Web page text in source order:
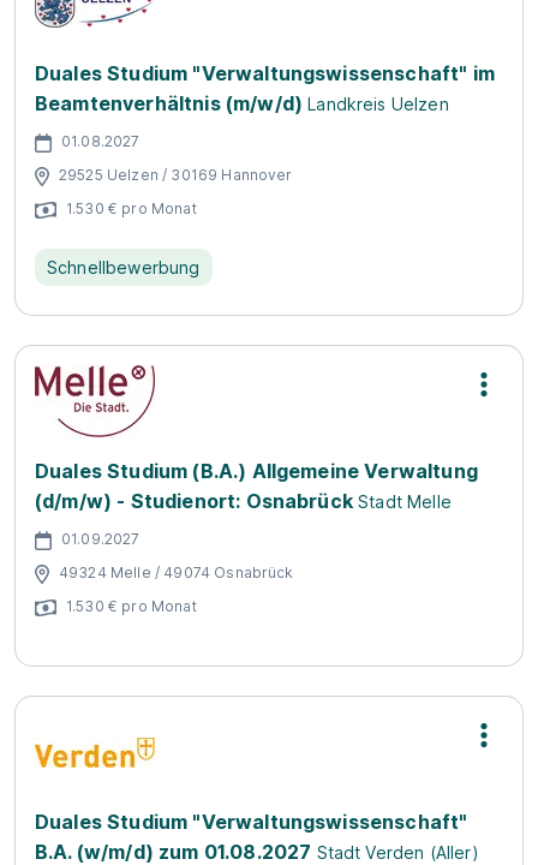
Duales Studium "Verwaltungswissenschaft" im
Beamtenverhältnis (m/w/d) Landkreis Uelzen
01.08.2027
29525 Uelzen / 30169 Hannover
1.530 € pro Monat
Schnellbewerbung
Duales Studium (B.A.) Allgemeine Verwaltung
(d/m/w) - Studienort: Osnabrück Stadt Melle
01.09.2027
49324 Melle / 49074 Osnabrück
1.530 € pro Monat
Duales Studium "Verwaltungswissenschaft"
B.A. (w/m/d) zum 01.08.2027 Stadt Verden (Aller)